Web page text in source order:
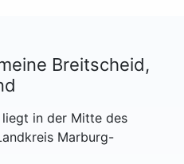
Breitscheid,
liegt in der Mitte des
Marburg-